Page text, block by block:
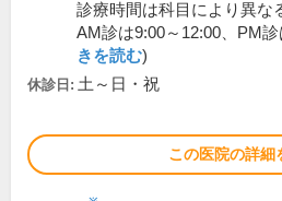
診療時間は科目により異な
AM診は9:00～12:00、PM
きを読む)
休診日: 土～日・祝
この医院の詳細